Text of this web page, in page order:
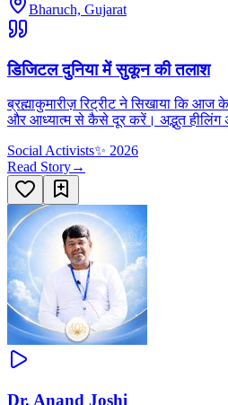
Bharuch, Gujarat
डिजिटल दुनिया में सुकून की तलाश
ब्रह्माकुमारीज़ रिट्रीट ने सिखाया कि आज
और आध्यात्म से कैसे दूर करें। अद्भुत हीलिंग
Social Activists✨ 2026
Read Story→
Dr. Anand Joshi